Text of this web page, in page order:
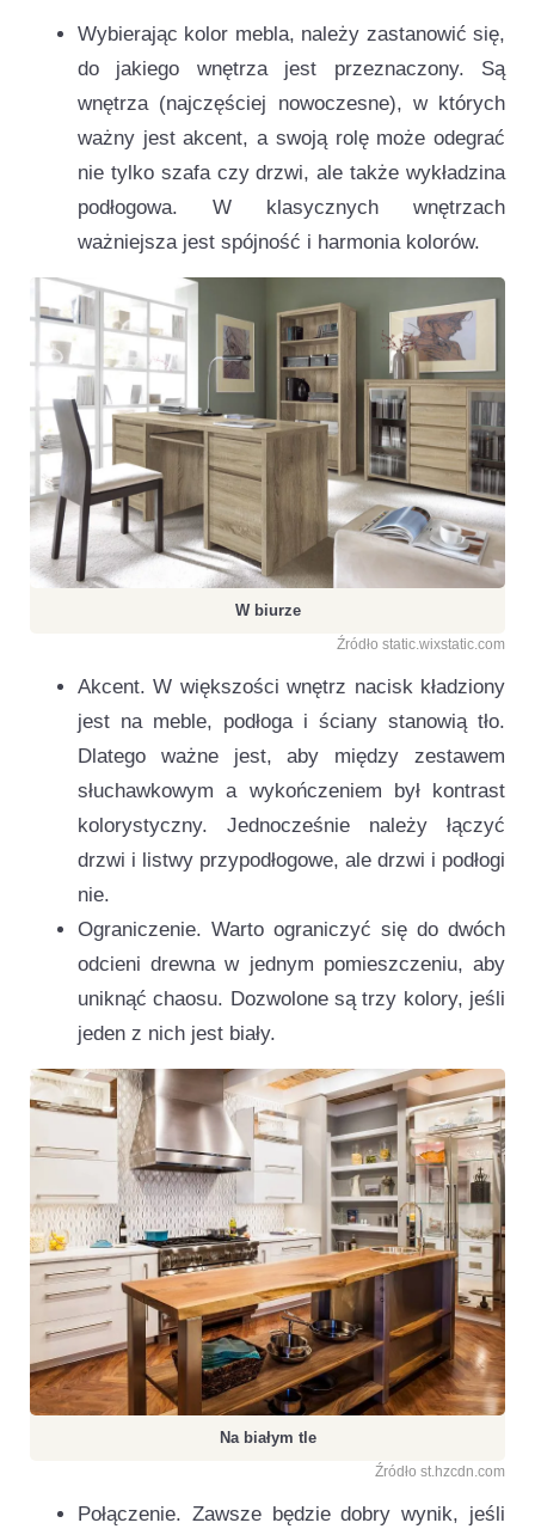
Wybierając kolor mebla, należy zastanowić się,
do jakiego wnętrza jest przeznaczony. Są
wnętrza (najczęściej nowoczesne), w których
ważny jest akcent, a swoją rolę może odegrać
nie tylko szafa czy drzwi, ale także wykładzina
podłogowa. W klasycznych wnętrzach
ważniejsza jest spójność i harmonia kolorów.
W biurze
Źródło static.wixstatic.com
Akcent. W większości wnętrz nacisk kładziony
jest na meble, podłoga i ściany stanowią tło.
Dlatego ważne jest, aby między zestawem
słuchawkowym a wykończeniem był kontrast
kolorystyczny. Jednocześnie należy łączyć
drzwi i listwy przypodłogowe, ale drzwi i podłogi
nie.
Ograniczenie. Warto ograniczyć się do dwóch
odcieni drewna w jednym pomieszczeniu, aby
uniknąć chaosu. Dozwolone są trzy kolory, jeśli
jeden z nich jest biały.
Na białym tle
Źródło st.hzcdn.com
Połączenie. Zawsze będzie dobry wynik, jeśli